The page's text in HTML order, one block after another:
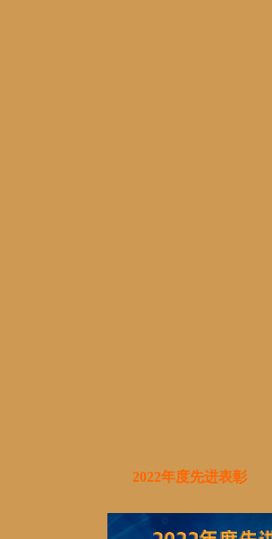
2022年度先进表彰